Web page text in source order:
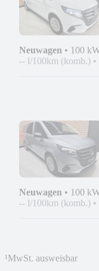
Neuwagen • 100
-- l/100km (komb.) •
Neuwagen • 100
-- l/100km (komb.) •
¹MwSt. ausweisbar